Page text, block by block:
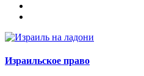
Израильское право